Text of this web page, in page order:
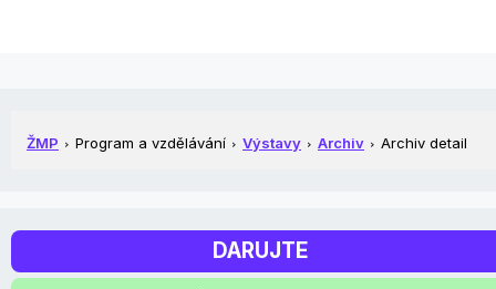
ŽMP Program a vzdělávání Výstavy Archiv Archiv detail
DARUJTE